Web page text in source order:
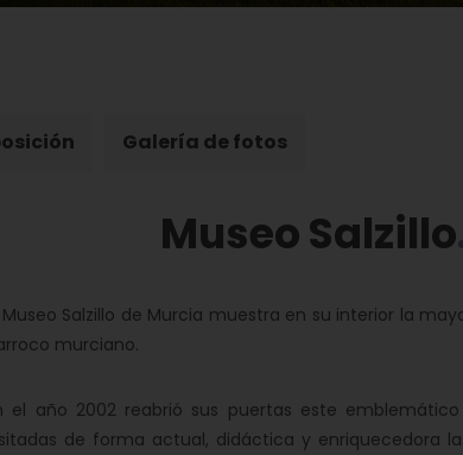
Galería de fotos
Museo Salzillo
Museo Salzillo de Murcia muestra en su interior la
murciano.
el año 2002 reabrió sus puertas este
de forma actual, didáctica y enriquecedora